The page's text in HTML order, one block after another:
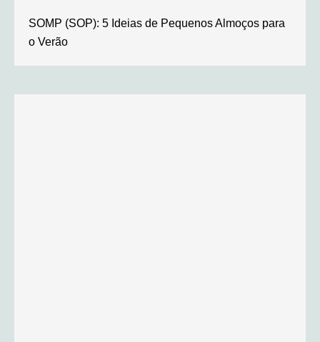
SOMP (SOP): 5 Ideias de Pequenos Almoços para
o Verão